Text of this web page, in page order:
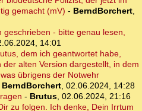
gemacht (mV) - BerndBorchert,
geschrieben - bitte genau lesen,
14:01
dem ich geantwortet habe,
der alten Version dargestellt, in dem
übrigens der Notwehr
BerndBorchert, 02.06.2024, 14:28
- Brutus, 02.06.2024, 21:16
zu folgen. Ich denke, Dein Irrtum